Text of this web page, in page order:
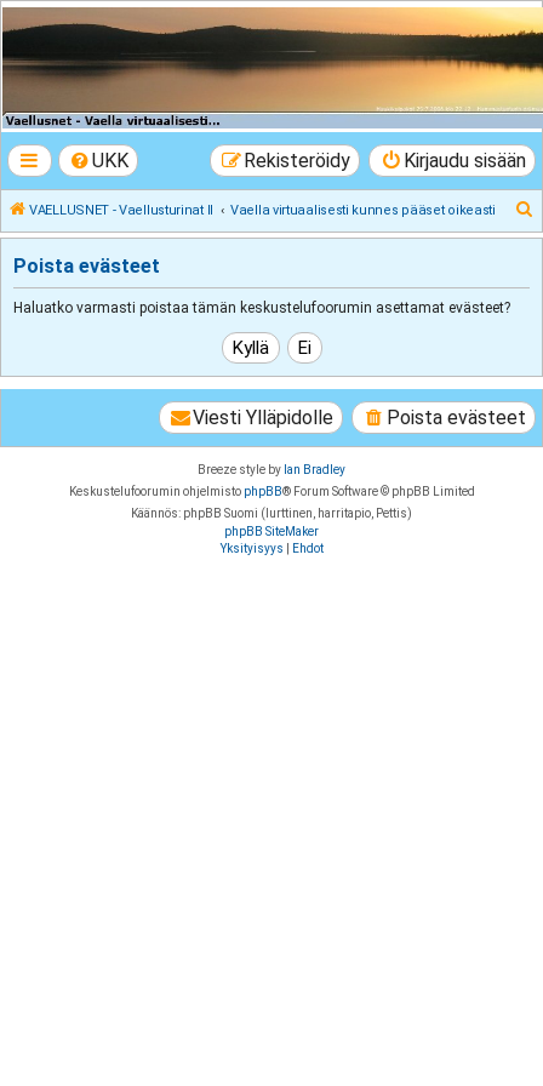
VAELLUSNET -
Vaellusturinat II
UKK Kirjaudu sisään
Rekisteröidy
VAELLUSNET - Vaellusturinat II Vaella virtuaalisesti kunnes pääset oikeasti
t
Poista evästeet
Haluatko varmasti poistaa tämän keskustelufoorumin asettamat evästeet?
Poista evästeet
Viesti Ylläpidolle
Breeze style by Ian Bradley
Keskustelufoorumin ohjelmisto phpBB® Forum Software © phpBB Limited
Käännös: phpBB Suomi (lurttinen, harritapio, Pettis)
phpBB SiteMaker
Yksityisyys
Ehdot